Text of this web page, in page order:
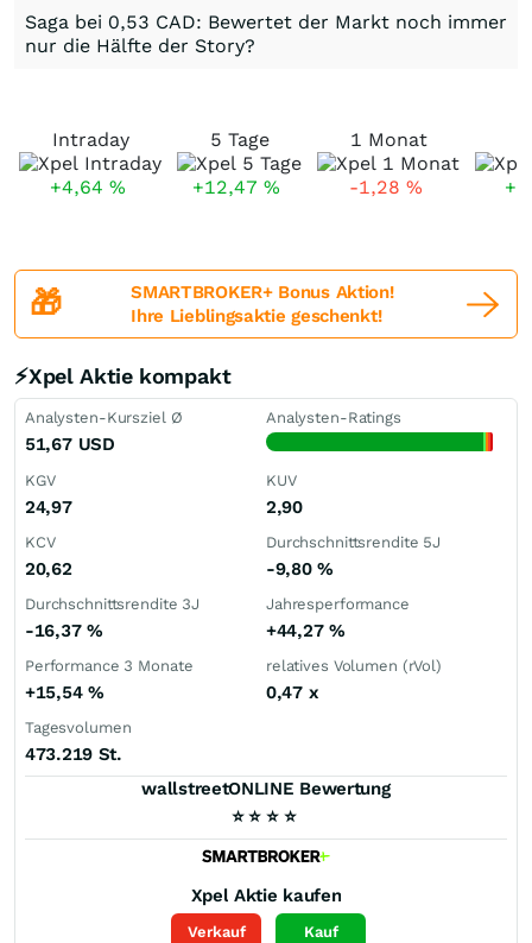
Saga bei 0,53 CAD: Bewertet der Markt noch immer
nur die Hälfte der Story?
Intraday
+4,64 %
5 Tage
+12,47 %
1 Monat
-1,28 %
🎁
SMARTBROKER+ Bonus Aktion!
Ihre Lieblingsaktie geschenkt!
⚡Xpel Aktie kompakt
Analysten-Kursziel Ø
51,67 USD
Analysten-Ratings
KGV
24,97
KUV
2,90
KCV
20,62
Durchschnittsrendite 5J
-9,80%
Durchschnittsrendite 3J
-16,37 %
Jahresperformance
+44,27 %
Performance 3 Monate
+15,54 %
relatives Volumen (rVol)
0,47 x
Tagesvolumen
473.219 St.
wallstreetONLINE Bewertung
⭐ ⭐ ⭐ ⭐
Xpel Aktie kaufen
Verkauf Kauf